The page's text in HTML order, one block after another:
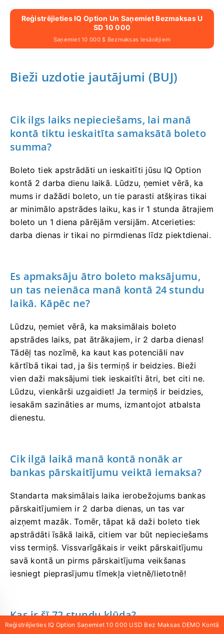
Reģistrējieties IQ Option Un Saņemiet Bezmaksas U
SD 10 000
Saņemiet 10 000 $ Bezmaksas Iesācējiem
Bieži uzdotie jautājumi (BUJ)
Cik ilgs laiks nepieciešams, lai manā
kontā tiktu ieskaitīta samaksātā boleto
summa?
Boleto tiek apstrādāti un ieskaitīti jūsu IQ Option
kontā 2 darba dienu laikā. Lūdzu, ņemiet vērā, ka
mums ir dažādi boleto, un tie parasti atšķiras tikai
ar minimālo apstrādes laiku, kas ir 1 stunda ātrajiem
boleto un 1 diena pārējām versijām. Atcerieties:
darba dienas ir tikai no pirmdienas līdz piektdienai.
Es apmaksāju ātro boleto maksājumu,
un tas neienāca manā kontā 24 stundu
laikā. Kāpēc ne?
Lūdzu, ņemiet vērā, ka maksimālais boleto
apstrādes laiks, pat ātrākajiem, ir 2 darba dienas!
Tādēļ tas nozīmē, ka kaut kas potenciāli nav
kārtībā tikai tad, ja šis termiņš ir beidzies. Bieži
vien daži maksājumi tiek ieskaitīti ātri, bet citi ne.
Lūdzu, vienkārši uzgaidiet! Ja termiņš ir beidzies,
iesakām sazināties ar mums, izmantojot atbalsta
dienestu.
Cik ilgā laikā manā kontā nonāk ar
bankas pārskaitījumu veiktā iemaksa?
Standarta maksimālais laika ierobežojums bankas
pārskaitījumiem ir 2 darba dienas, un tas var
aizņemt mazāk. Tomēr, tāpat kā daži boleto tiek
apstrādāti īsākā laikā, citiem var būt nepieciešams
viss termiņš. Vissvarīgākais ir veikt pārskaitījumu
savā kontā un pirms pārskaitījuma veikšanas
iesniegt pieprasījumu tīmekļa vietnē/lietotnē!
Kas ir šī 72 stundu kļūda?
Reģistrējieties IQ Option Saņemiet 10 000 USD Bez Maksas DEMO Kontā